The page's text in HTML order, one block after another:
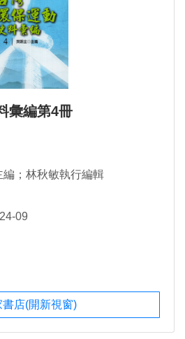
彙編第4冊
；林秋敏執行編輯
09
書店(開新視窗)